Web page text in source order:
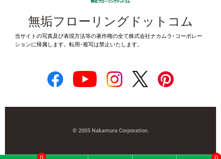
無垢フローリングドットコム
当サイトの写真及び表現方法等の著作権の全て株式会社ナカムラ･コーポレー
ションに帰属します。転用･複写は禁止いたします。
© 2005 Nakamura Corporation.